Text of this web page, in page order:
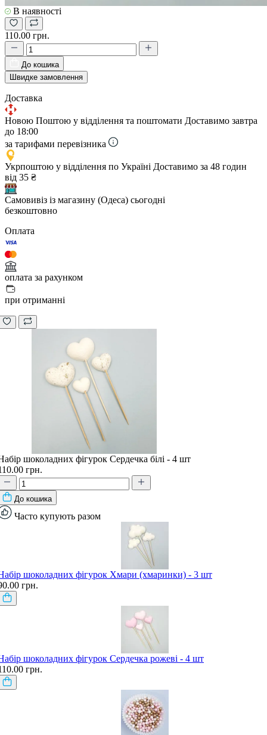
В наявності
110.00 грн.
До кошика
Швидке замовлення
Доставка
Новою Поштою у відділення та поштомати Доставимо завтра
до 18:00
за тарифами перевізника
Укрпоштою у відділення по Україні Доставимо за 48 годин
від 35 ₴
Самовивіз із магазину (Одеса) сьогодні
безкоштовно
Оплата
оплата за рахунком
при отриманні
шоколадних фігурок Сердечка білі - 4 шт
грн.
До кошика
Часто купують разом
шоколадних фігурок Хмари (хмаринки) - 3 шт
грн.
шоколадних фігурок Сердечка рожеві - 4 шт
грн.